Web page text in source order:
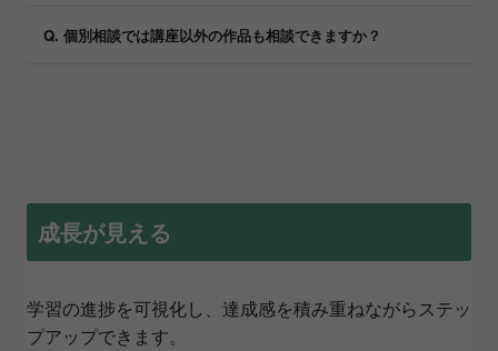
Q. 個別相談では講座以外の作品も相談できますか？
成長が見える
学習の進捗を可視化し、達成感を積み重ねながらステッ
プアップできます。